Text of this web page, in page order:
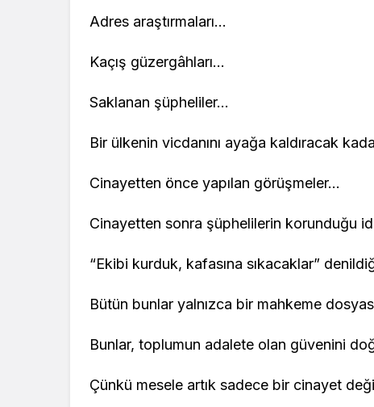
Adres araştırmaları…
Kaçış güzergâhları…
Saklanan şüpheliler…
Bir ülkenin vicdanını ayağa kaldıracak
Cinayetten önce yapılan görüşmeler…
Cinayetten sonra şüphelilerin korunduğu
“Ekibi kurduk, kafasına sıkacaklar”
Bütün bunlar yalnızca bir mahkeme
Bunlar, toplumun adalete olan güvenini
Çünkü mesele artık sadece bir cinayet